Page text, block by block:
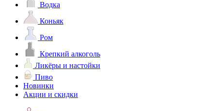
Водка
Коньяк
Ром
Крепкий алкоголь
Ликёры и настойки
Пиво
Новинки
Акции и скидки